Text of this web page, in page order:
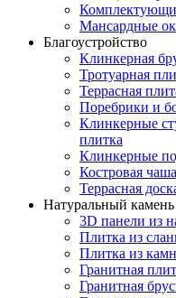
Мансардные
Благоустройство
Клинкерная
Тротуарная
Террасная
Поребрики и
Клинкерные
плитка
Клинкерные
Костровая чаша
Террасная
Натуральный камень
3D панели из
Плитка из
Плитка из
Гранитная
Гранитная